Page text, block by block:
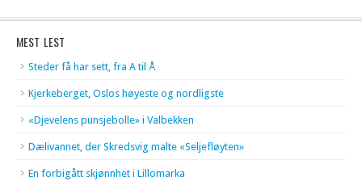
MEST LEST
Steder få har sett, fra A til Å
Kjerkeberget, Oslos høyeste og nordligste
«Djevelens punsjebolle» i Valbekken
Dælivannet, der Skredsvig malte «Seljefløyten»
En forbigått skjønnhet i Lillomarka